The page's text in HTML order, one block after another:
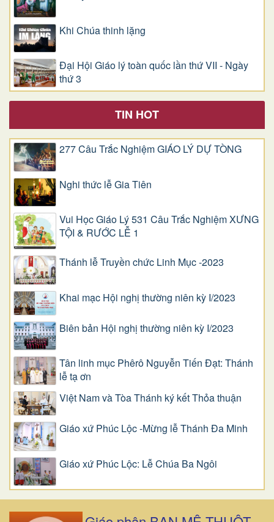
Khi Chúa thinh lặng
Đại Hội Giáo lý toàn quốc lần thứ VII - Ngày
thứ 3
TIN HOT
277 Câu Trắc Nghiệm GIÁO LÝ DỰ TÒNG
Nghi thức lễ Gia Tiên
Vui Học Giáo Lý 531 Câu Trắc Nghiệm XƯNG
TỘI & RƯỚC LỄ 1
Thánh lễ Truyền chức Linh Mục -2023
Khai mạc Hội nghị thường niên kỳ I/2023
Biên bản Hội nghị thường niên kỳ I/2023
Tân linh mục Phêrô Nguyễn Tiến Đạt: Thánh
lễ tạ ơn
Việt Nam và Tòa Thánh ký kết Thỏa thuận
Giáo xứ Phúc Lộc -Mừng lễ Thánh Đa Minh
Giáo xứ Phúc Lộc: Lễ Chúa Ba Ngôi